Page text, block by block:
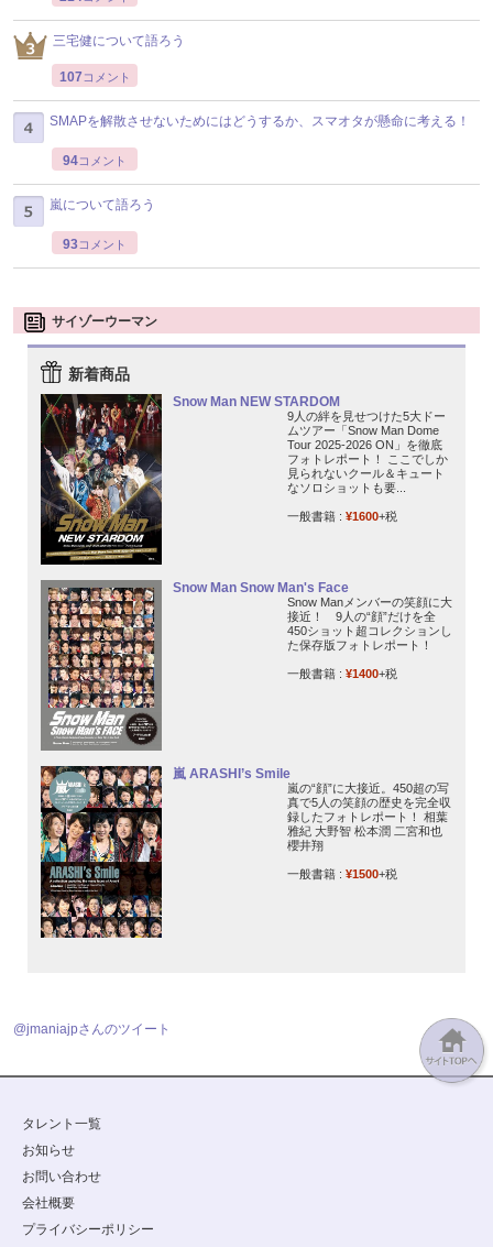
三宅健について語ろう
107 コメント
SMAPを解散させないためにはどうするか、スマオタが懸命に考える！
94コメント
嵐について語ろう
93コメント
サイゾーウーマン
新着商品
Snow Man NEW STARDOM
9人の絆を見せつけた5大ドー
ムツアー「Snow Man Dome
Tour 2025-2026 ON」を徹底
フォトレポート！ ここでしか
見られないクール＆キュート
なソロショットも要...
一般書籍 : ¥1600+税
Snow Man Snow Man's Face
Snow Manメンバーの笑顔に大
接近！ 9人の“顔”だけを全
450ショット超コレクションし
た保存版フォトレポート！
一般書籍 : ¥1400+税
嵐 ARASHI’s Smile
嵐の“顔”に大接近。450超の写
真で5人の笑顔の歴史を完全収
録したフォトレポート！ 相葉
雅紀 大野智 松本潤 二宮和也
櫻井翔
一般書籍 : ¥1500+税
@jmaniajpさんのツイート
タレント一覧
お知らせ
お問い合わせ
会社概要
プライバシーポリシー